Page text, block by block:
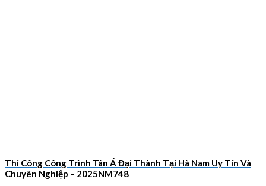
Thi Công Công Trình Tân Á Đại Thành Tại Hà Nam Uy Tín Và
Chuyên Nghiệp – 2025NM748